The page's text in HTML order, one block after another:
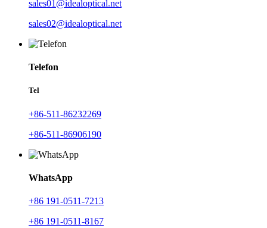
sales01@idealoptical.net
sales02@idealoptical.net
Telefon
Tel
+86-511-86232269
+86-511-86906190
WhatsApp
+86 191-0511-7213
+86 191-0511-8167